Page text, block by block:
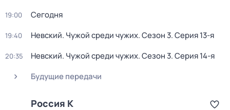
19:00 Сегодня
19:40 Невский. Чужой среди чужих. Сезон 3. Серия 13-я
20:35 Невский. Чужой среди чужих. Сезон 3. Серия 14-я
Будущие передачи
Россия К